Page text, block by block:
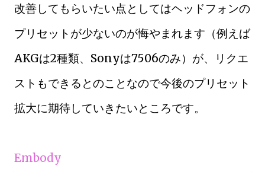
改善してもらいたい点としてはヘッドフォンの
プリセットが少ないのが悔やまれます（例えば
AKGは2種類、Sonyは7506のみ）が、リクエ
ストもできるとのことなので今後のプリセット
拡大に期待していきたいところです。
Embody